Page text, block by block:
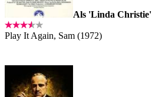
Als 'Linda Christie'
Play It Again, Sam (1972)